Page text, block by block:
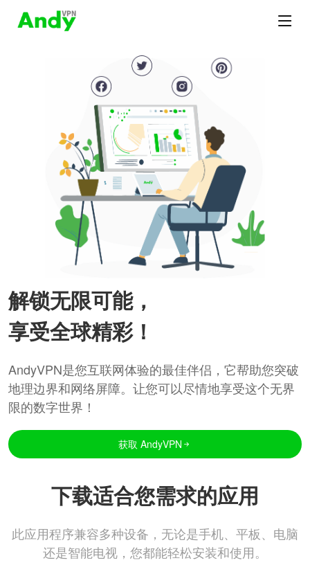
解锁无限可能，
享受全球精彩！
AndyVPN是您互联网体验的最佳伴侣，它帮助您突破
地理边界和网络屏障。让您可以尽情地享受这个无界
限的数字世界！
获取 AndyVPN
下载适合您需求的应用
此应用程序兼容多种设备，无论是手机、平板、电脑
还是智能电视，您都能轻松安装和使用。